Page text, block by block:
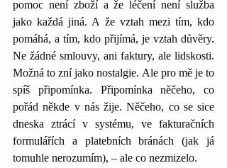
pomoc není zboží a že léčení není služba
jako každá jiná. A že vztah mezi tím, kdo
pomáhá, a tím, kdo přijímá, je vztah důvěry.
Ne žádné smlouvy, ani faktury, ale lidskosti.
Možná to zní jako nostalgie. Ale pro mě je to
spíš připomínka. Připomínka něčeho, co
pořád někde v nás žije. Něčeho, co se sice
dneska ztrácí v systému, ve fakturačních
formulářích a platebních bránách (jak já
tomuhle nerozumím), – ale co nezmizelo.